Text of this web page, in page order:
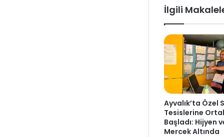
İlgili
Ayvalık’ta Özel
Tesislerine
Başladı: Hijyen
Mercek Altında